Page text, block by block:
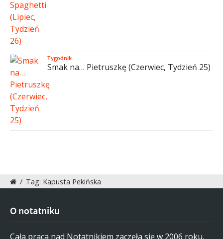
Tygodnik
Smak na… Pietruszkę (Czerwiec, Tydzień 25)
/ Tag: Kapusta Pekińska
O notatniku
Cała praca nad Notatnikiem zaczęła się w 2006 roku.